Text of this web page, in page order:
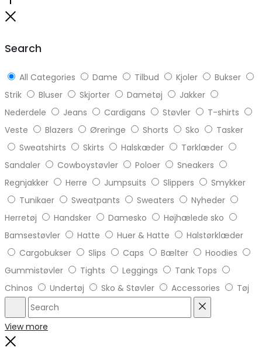
Search
All Categories Dame Tilbud Kjoler
Bukser
Strik
Bluser Skjorter Dametøj
Jakker
Nederdele
Jeans Cardigans Støvler
T-shirts
Veste
Blazers Øreringe Shorts Sko
Tasker
Sweatshirts
Skirts Halskæder
Tørklæder
Sandaler
Cowboystøvler Poloer
Sneakers
Regnjakker
Herre Jumpsuits Slippers
Smykker
Tunikaer
Sweatpants Sweaters
Nyheder
Herretøj
Handsker Damesko
Højhælede sko
Bamsestøvler
Hatte Huer & Hatte
Halstørklæder
Cargobukser
Slips Caps Bælter
Hoodies
Gummistøvler
Tights Leggings
Tank Tops
Chinos
Undertøj Sko & Støvler Accessories Tøj
Search
View more